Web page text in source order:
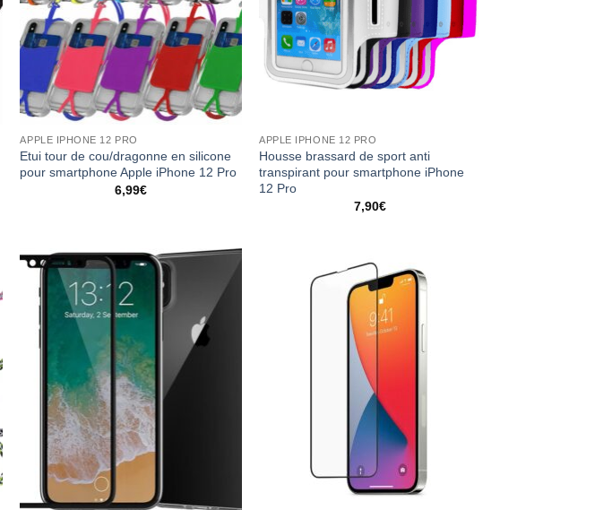
APPLE IPHONE 12 PRO
Etui tour de cou/dragonne en silicone
pour smartphone Apple iPhone 12 Pro
6,99€
APPLE IPHONE 12 PRO
Housse brassard de sport anti
transpirant pour smartphone iPhone
12 Pro
7,90€